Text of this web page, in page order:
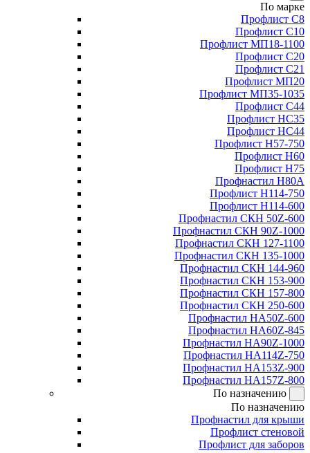
По марке
Профлист С8
Профлист С10
Профлист МП18-1100
Профлист С20
Профлист С21
Профлист МП20
Профлист МП35-1035
Профлист С44
Профлист НС35
Профлист НС44
Профлист Н57-750
Профлист Н60
Профлист Н75
Профнастил Н80А
Профлист Н114-750
Профлист Н114-600
Профнастил СКН 50Z-600
Профнастил СКН 90Z-1000
Профнастил СКН 127-1100
Профнастил СКН 135-1000
Профнастил СКН 144-960
Профнастил СКН 153-900
Профнастил СКН 157-800
Профнастил СКН 250-600
Профнастил НА50Z-600
Профнастил НА60Z-845
Профнастил НА90Z-1000
Профнастил НА114Z-750
Профнастил НА153Z-900
Профнастил НА157Z-800
По назначению
По назначению
Профнастил для крыши
Профлист стеновой
Профлист для заборов